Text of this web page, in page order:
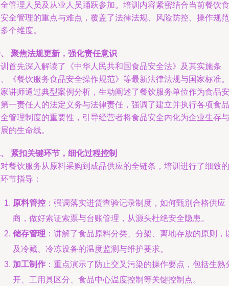
管理人员及从业人员踊跃参加。培训内容紧密结合当前餐饮食
全管理的重点与难点，覆盖了法律法规、风险防控、操作规范
个维度。
聚焦法规更新，强化责任意识
首先深入解读了《中华人民共和国食品安全法》及其实施条
《餐饮服务食品安全操作规范》等最新法律法规与国家标准。
讲师通过典型案例分析，生动阐述了餐饮服务单位作为食品安
一责任人的法定义务与法律责任，强调了建立并执行各项食品
管理制度的重要性，引导经营者将食品安全内化为企业生存与
的生命线。
紧扣关键环节，细化过程控制
餐饮服务从原料采购到成品供应的全链条，培训进行了细致的
节指导：
原料管控 ：强调落实进货查验记录制度，如何甄别合格供应
商，做好索证索票与台账管理，从源头杜绝安全隐患。
储存管理 ：讲解了食品原料分类、分架、离地存放的原则，
及冷藏、冷冻设备的温度监测与维护要求。
加工制作 ：重点演示了防止交叉污染的操作要点，包括生熟
开、工用具区分、食品中心温度控制等关键控制点。